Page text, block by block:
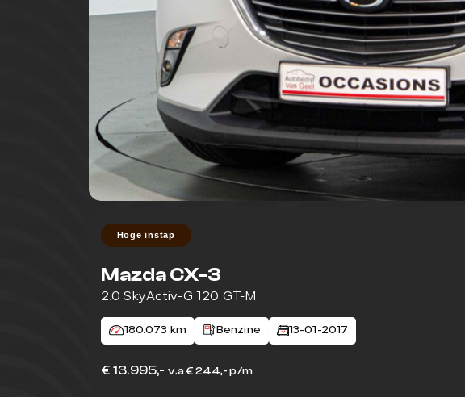
Hoge instap
Mazda CX-3
2.0 SkyActiv-G 120 GT-M
180.073 km Benzine 13-01-2017
€ 13.995,- v.a € 244,- p/m